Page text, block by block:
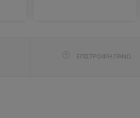
ΕΠΙΣΤΡΟΦΉ ΠΆΝΩ